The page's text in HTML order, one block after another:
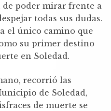
poder mirar frente a
todas sus dudas.
el único camino que
su primer destino
en Soledad.
recorrió las
de Soledad,
de muerte se